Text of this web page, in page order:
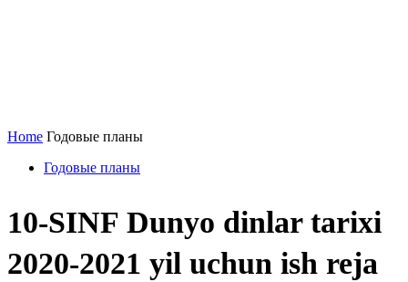
Home Годовые планы
Годовые планы
10-SINF Dunyo dinlar tarixi
2020-2021 yil uchun ish reja